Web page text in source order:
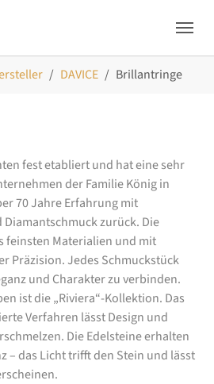
DAVICE Brillantringe
fest etabliert und hat eine sehr
der Familie König in
70 Jahre Erfahrung mit
zurück. Die
feinsten Materialien und mit
Präzision. Jedes Schmuckstück
und Charakter zu verbinden.
ist die „Riviera“-Kollektion. Das
Verfahren lässt Design und
Die Edelsteine erhalten
– das Licht trifft den Stein und lässt